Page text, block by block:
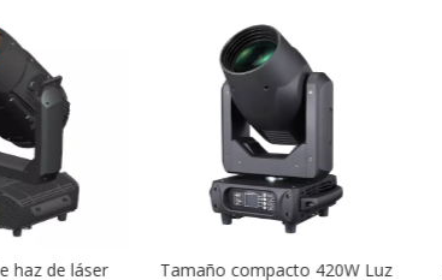
haz de láser
Tamaño compacto 420W Luz